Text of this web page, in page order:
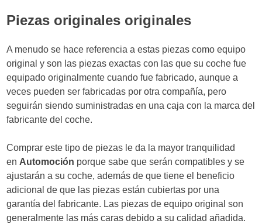
Piezas originales originales
A menudo se hace referencia a estas piezas como equipo
original y son las piezas exactas con las que su coche fue
equipado originalmente cuando fue fabricado, aunque a
veces pueden ser fabricadas por otra compañía, pero
seguirán siendo suministradas en una caja con la marca del
fabricante del coche.
Comprar este tipo de piezas le da la mayor tranquilidad
en Automoción porque sabe que serán compatibles y se
ajustarán a su coche, además de que tiene el beneficio
adicional de que las piezas están cubiertas por una
garantía del fabricante. Las piezas de equipo original son
generalmente las más caras debido a su calidad añadida.